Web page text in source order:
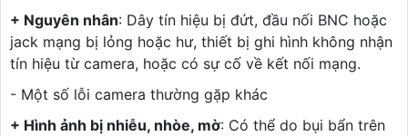
+ Nguyên nhân: Dây tín hiệu bị đứt, đầu nối BNC hoặc
jack mạng bị lỏng hoặc hư, thiết bị ghi hình không nhận
tín hiệu từ camera, hoặc có sự cố về kết nối mạng.
- Một số lỗi camera thường gặp khác
+ Hình ảnh bị nhiễu, nhòe, mờ: Có thể do bụi bẩn trên